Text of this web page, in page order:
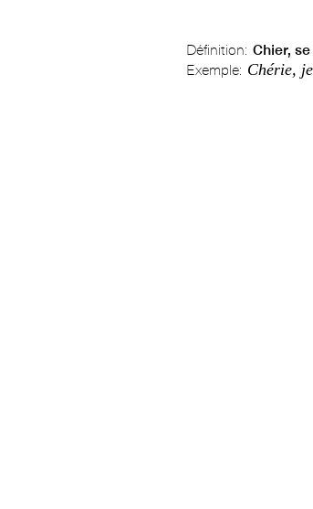
Définition: Chier,
Exemple: Chérie,